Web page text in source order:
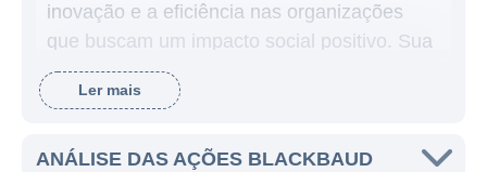
inovação e a eficiência nas organizações
que buscam um impacto social positivo. Sua
sede está localizada em Charleston, Carolina
do Sul, e a empresa opera suas atividades
Estados Unidos, Reino Unido, Canadá e
Ler mais
ANÁLISE DAS AÇÕES BLACKBAUD